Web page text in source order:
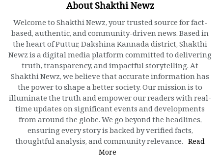
About Shakthi Newz
Welcome to Shakthi Newz, your trusted source for fact-
based, authentic, and community-driven news. Based in
the heart of Puttur, Dakshina Kannada district, Shakthi
Newz is a digital media platform committed to delivering
truth, transparency, and impactful storytelling. At
Shakthi Newz, we believe that accurate information has
the power to shape a better society. Our mission is to
illuminate the truth and empower our readers with real-
time updates on significant events and developments
from around the globe. We go beyond the headlines,
ensuring every story is backed by verified facts,
thoughtful analysis, and community relevance. Read
More